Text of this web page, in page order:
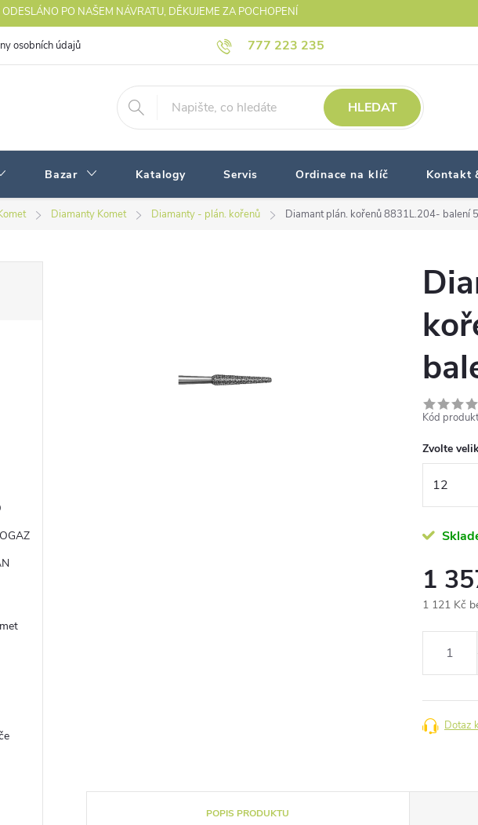
PO NAŠEM NÁVRATU, DĚKUJEME ZA POCHOPENÍ
777 223 235
osobních údajů
HLEDAT
Bazar Katalogy Servis Ordinace na klíč Kontakt
Diamanty Komet Diamanty - plán. kořenů Diamant plán. kořenů 8831L.204- balení
Kód
Zvolte
1
1 121 Kč
Dotaz
POPIS PRODUKTU